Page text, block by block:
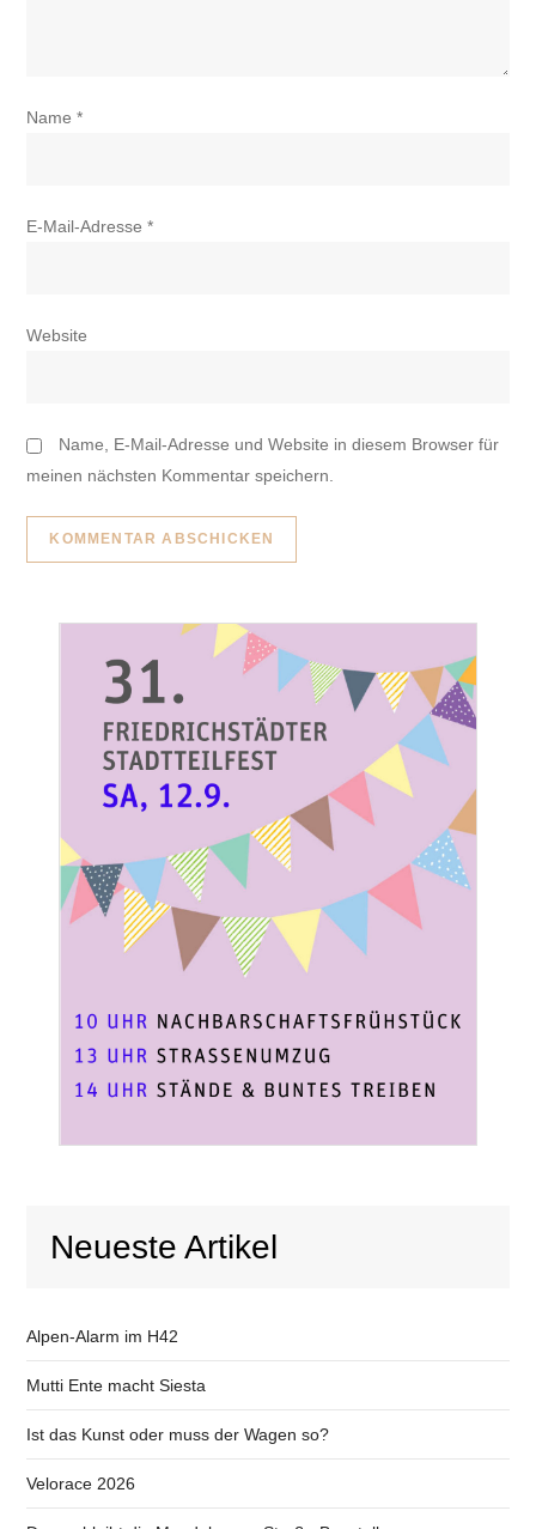
Name*
E-Mail-Adresse*
Website
Name, E-Mail-Adresse und Website in diesem Browser für
meinen nächsten Kommentar speichern.
Neueste Artikel
Alpen-Alarm im H42
Mutti Ente macht Siesta
Ist das Kunst oder muss der Wagen so?
Velorace 2026